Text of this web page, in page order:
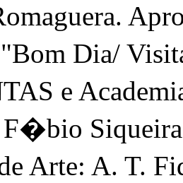
Dia/
e
Arte: A. T.